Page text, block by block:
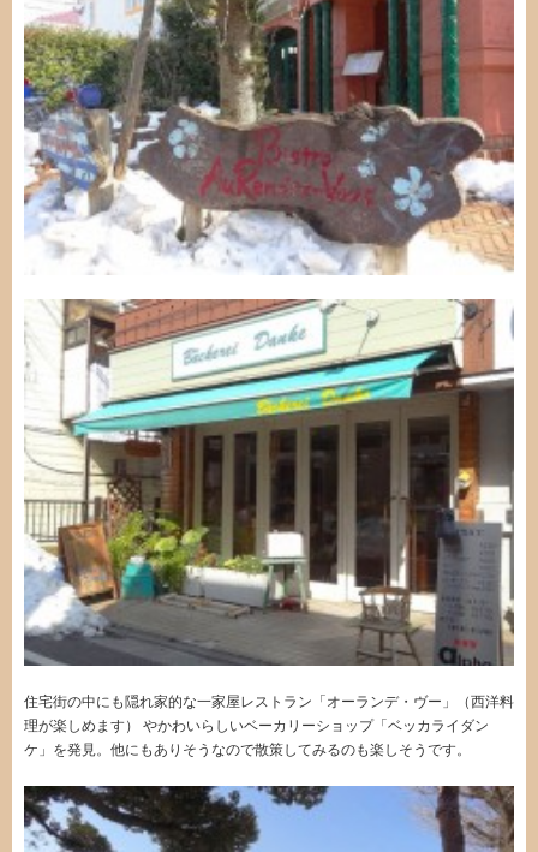
住宅街の中にも隠れ家的な一家屋レストラン「オーランデ・ヴー」（西洋料
理が楽しめます） やかわいらしいベーカリーショップ「ベッカライダン
ケ」を発見。他にもありそうなので散策してみるのも楽しそうです。